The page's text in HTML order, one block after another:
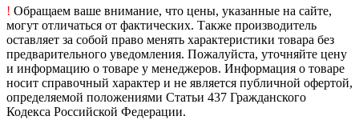
! Обращаем ваше внимание, что цены, указанные на сайте,
могут отличаться от фактических. Также производитель
оставляет за собой право менять характеристики товара без
предварительного уведомления. Пожалуйста, уточняйте цену
и информацию о товаре у менеджеров. Информация о товаре
носит справочный характер и не является публичной офертой,
определяемой положениями Статьи 437 Гражданского
Кодекса Российской Федерации.